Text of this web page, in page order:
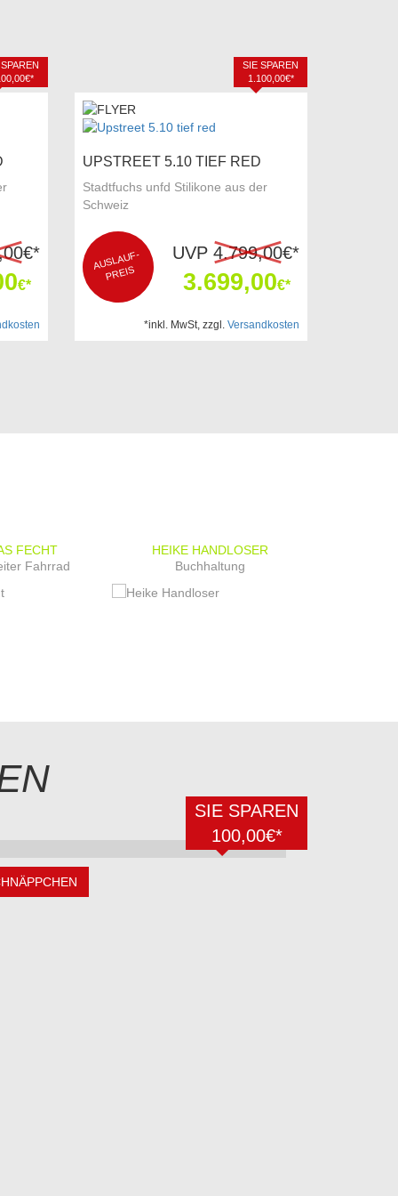
€*
€*
UPSTREET 5.10 TIEF RED
Stadtfuchs unfd Stilikone aus der
Schweiz
A
USLA
UF-
P
REIS
UVP 4.799,00€*
3.699,00€*
SIE SPAREN
1.100,00€*
*inkl. MwSt, zzgl. Versandkosten
FECHT
Fahrrad
HEIKE HANDLOSER
Buchhaltung
SIE SPAREN
100,00€*